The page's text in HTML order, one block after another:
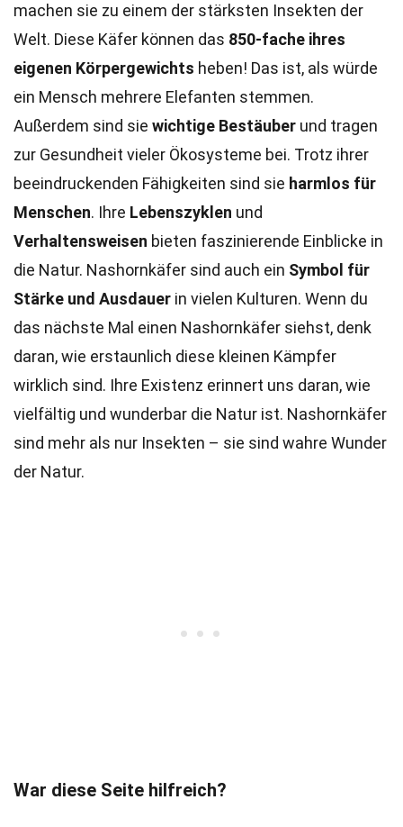
machen sie zu einem der stärksten Insekten der
Welt. Diese Käfer können das 850-fache ihres
eigenen Körpergewichts heben! Das ist, als würde
ein Mensch mehrere Elefanten stemmen.
Außerdem sind sie wichtige Bestäuber und tragen
zur Gesundheit vieler Ökosysteme bei. Trotz ihrer
beeindruckenden Fähigkeiten sind sie harmlos für
Menschen. Ihre Lebenszyklen und
Verhaltensweisen bieten faszinierende Einblicke in
die Natur. Nashornkäfer sind auch ein Symbol für
Stärke und Ausdauer in vielen Kulturen. Wenn du
das nächste Mal einen Nashornkäfer siehst, denk
daran, wie erstaunlich diese kleinen Kämpfer
wirklich sind. Ihre Existenz erinnert uns daran, wie
vielfältig und wunderbar die Natur ist. Nashornkäfer
sind mehr als nur Insekten – sie sind wahre Wunder
der Natur.
War diese Seite hilfreich?